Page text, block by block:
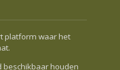
platform waar het
beschikbaar houden